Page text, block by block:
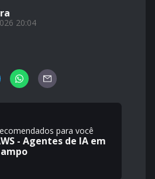
20:04
para você
- Agentes de IA em